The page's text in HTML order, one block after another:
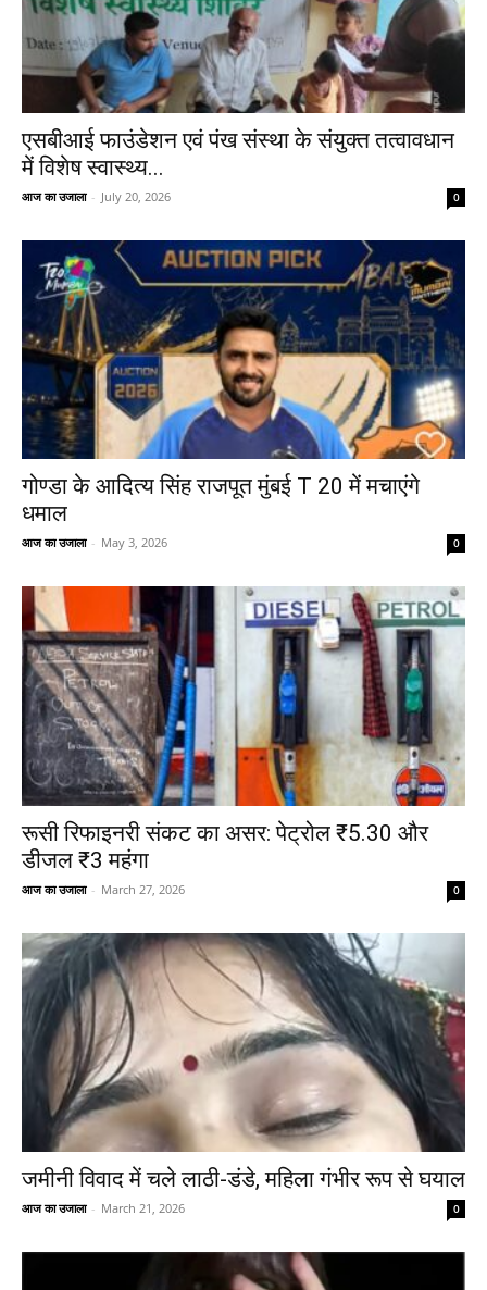
एसबीआई फाउंडेशन एवं पंख संस्था के संयुक्त तत्वावधान
में विशेष स्वास्थ्य...
आज का उजाला - July 20, 2026 0
गोण्डा के आदित्य सिंह राजपूत मुंबई T 20 में मचाएंगे
धमाल
आज का उजाला - May 3, 2026 0
रूसी रिफाइनरी संकट का असर: पेट्रोल ₹5.30 और
डीजल ₹3 महंगा
आज का उजाला - March 27, 2026 0
जमीनी विवाद में चले लाठी-डंडे, महिला गंभीर रूप से घयाल
आज का उजाला - March 21, 2026 0